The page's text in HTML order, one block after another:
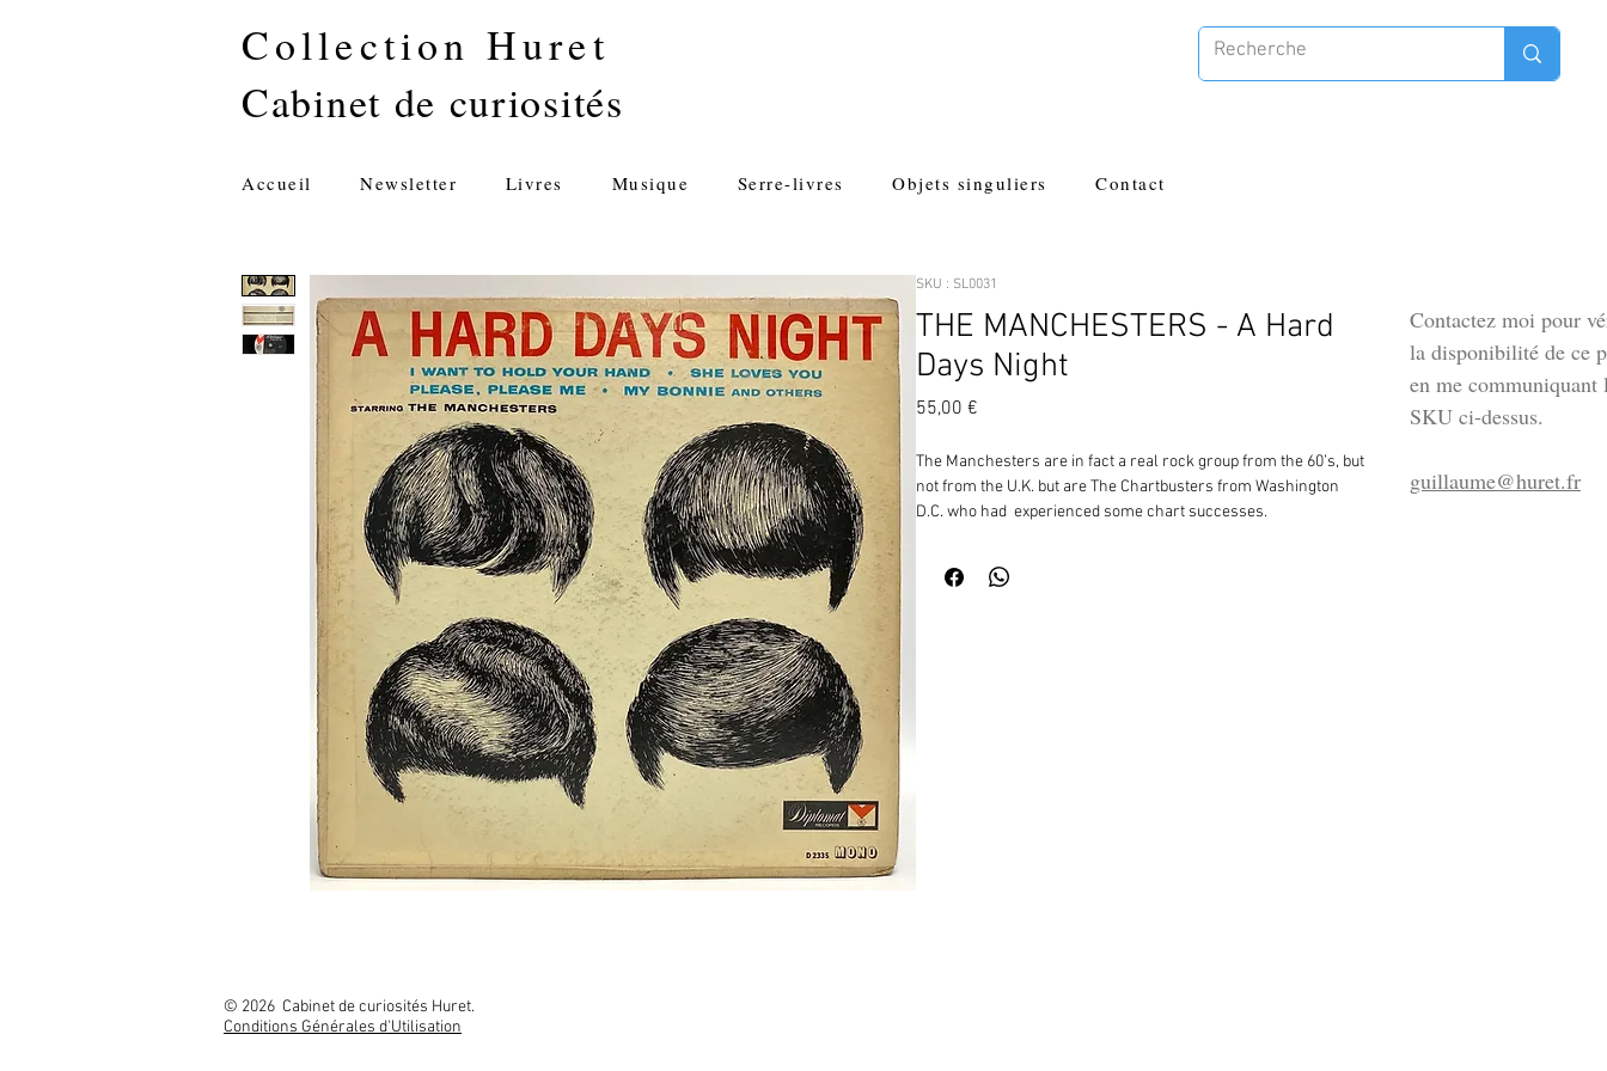
Collection Huret
Cabinet de curiosités
Accueil Newsletter Livres Musique Serre-livres Objets singuliers Contact
SKU : SL0031
THE MANCHESTERS - A Hard
Days Night
55,00 €
The Manchesters are in fact a real rock group from the 60’s, but
not from the U.K. but are The Chartbusters from Washington
D.C. who had experienced some chart successes.
Contactez moi pour
la disponibilité de ce
en me communiquant
SKU ci-dessus.
guillaume@huret.fr
© 2026 Cabinet de curiosités Huret.
Conditions Générales d'Utilisation